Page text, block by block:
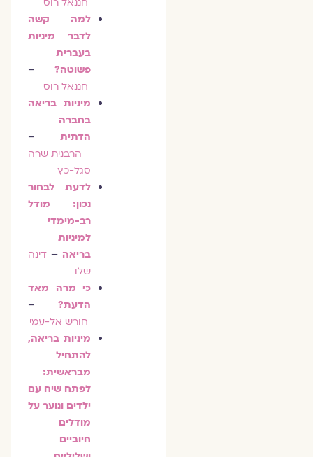
למה קשה
לדבר מיניות
בעברית
פשוטה?–
חננאל רוס
מיניות בריאה
בחברה
הדתית–
הרבנית שרה
סגל-כץ
לדעת לבחור
נכון: מודל
רב-מימדי
למיניות
בריאה –דינה
שלו
כי מרה מאד
הדעת?–
חורש אל-עמי
מיניות בריאה,
להתחיל
מבראשית:
לפתח שיח עם
ילדים ונוער על
מודלים
חיוביים